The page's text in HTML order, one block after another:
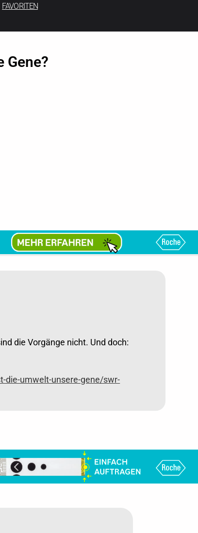
FAVORITEN
Gene?
die Vorgänge nicht. Und doch:
die-umwelt-unsere-gene/swr-